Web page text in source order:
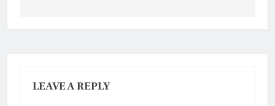
LEAVE A REPLY